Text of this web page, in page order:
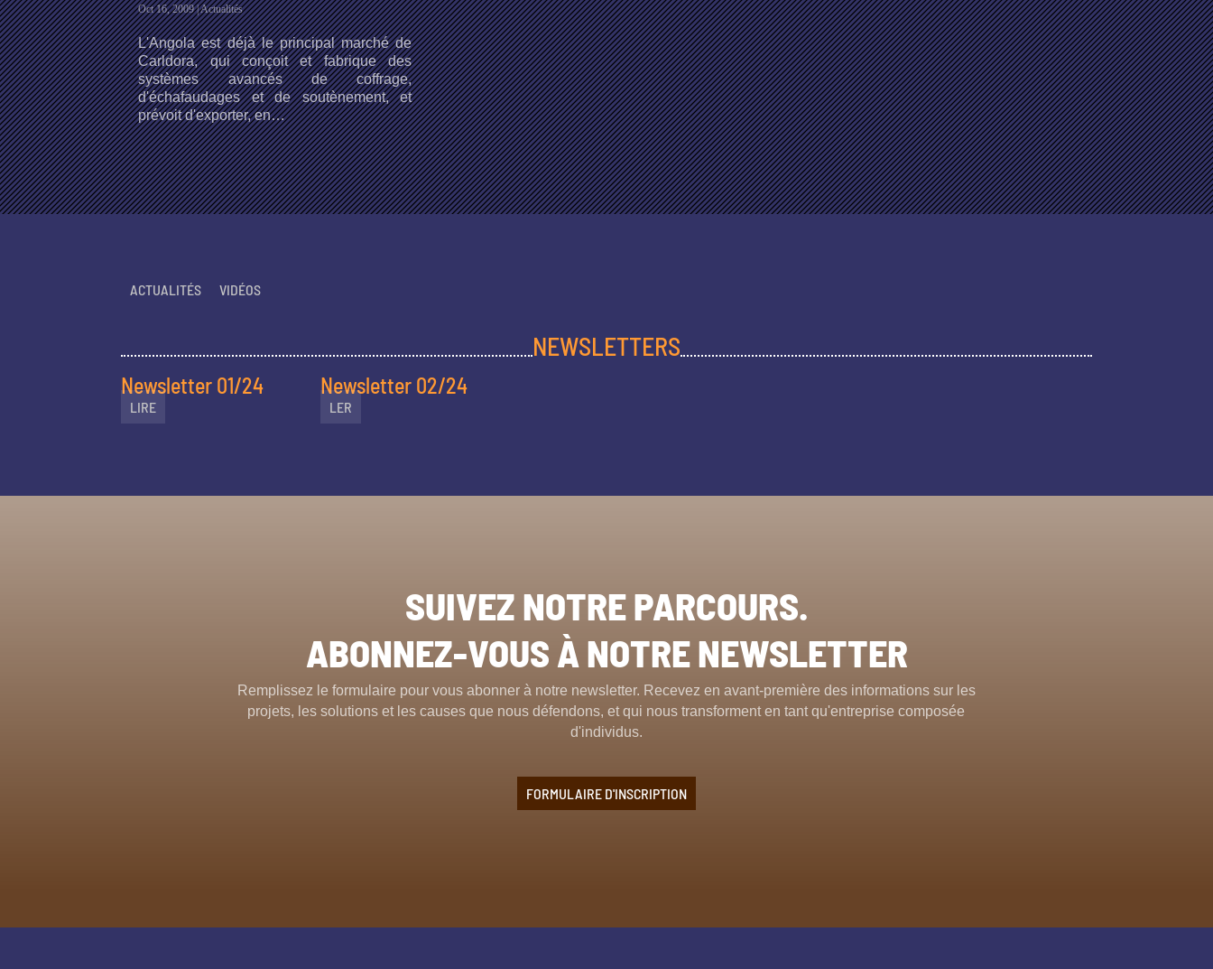
Oct 16, 2009|Actualités
L'Angola est déjà le principal marché de
Carldora, qui conçoit et fabrique des
systèmes avancés de coffrage,
d'échafaudages et de soutènement, et
prévoit d'exporter, en…
ACTUALITÉS VIDÉOS
NEWSLETTERS
Newsletter 01/24
LIRE
Newsletter 02/24
LER
SUIVEZ NOTRE PARCOURS.
ABONNEZ-VOUS À NOTRE NEWSLETTER
Remplissez le formulaire pour vous abonner à notre newsletter. Recevez en avant-première des informations sur les
projets, les solutions et les causes que nous défendons, et qui nous transforment en tant qu'entreprise composée
d'individus.
FORMULAIRE D'INSCRIPTION